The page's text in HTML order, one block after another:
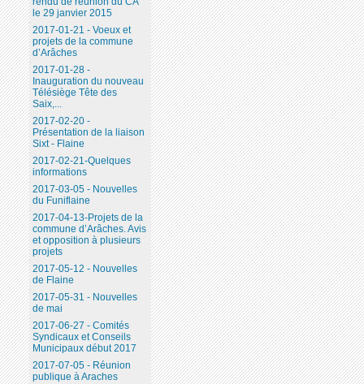
le 29 janvier 2015
2017-01-21 - Voeux et
projets de la commune
d’Arâches
2017-01-28 -
Inauguration du nouveau
Télésiège Tête des
Saix,...
2017-02-20 -
Présentation de la liaison
Sixt - Flaine
2017-02-21-Quelques
informations
2017-03-05 - Nouvelles
du Funiflaine
2017-04-13-Projets de la
commune d’Arâches. Avis
et opposition à plusieurs
projets
2017-05-12 - Nouvelles
de Flaine
2017-05-31 - Nouvelles
de mai
2017-06-27 - Comités
Syndicaux et Conseils
Municipaux début 2017
2017-07-05 - Réunion
publique à Araches